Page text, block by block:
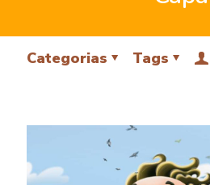
Categorias Tags